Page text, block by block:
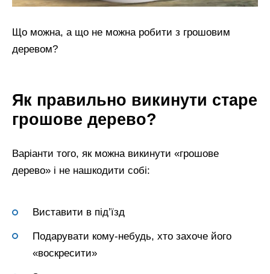
Що можна, а що не можна робити з грошовим
деревом?
Як правильно викинути старе
грошове дерево?
Варіанти того, як можна викинути «грошове
дерево» і не нашкодити собі:
Виставити в під’їзд
Подарувати кому-небудь, хто захоче його
«воскресити»